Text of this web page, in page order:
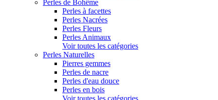
Perles de Bohême
Perles à facettes
Perles Nacrées
Perles Fleurs
Perles Animaux
Voir toutes les catégories
Perles Naturelles
Pierres gemmes
Perles de nacre
Perles d'eau douce
Perles en bois
Voir toutes les catégories